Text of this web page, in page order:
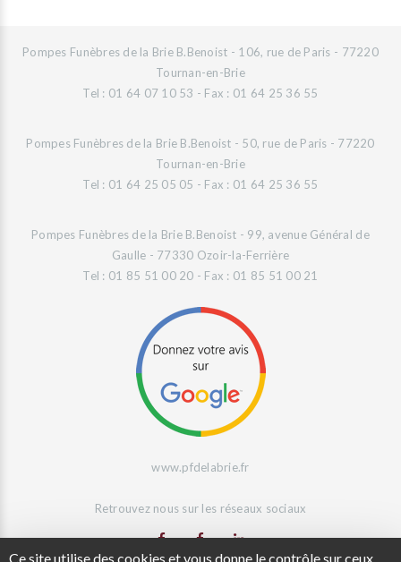
Ce site utilise des cookies et vous donne le contrôle sur ceux
Pompes Funèbres de la Brie B.Benoist - 106, rue de Paris - 77220
Tournan-en-Brie
Tel : 01 64 07 10 53 - Fax : 01 64 25 36 55
Pompes Funèbres de la Brie B.Benoist - 50, rue de Paris - 77220
Tournan-en-Brie
Tel : 01 64 25 05 05 - Fax : 01 64 25 36 55
Pompes Funèbres de la Brie B.Benoist - 99, avenue Général de
Gaulle - 77330 Ozoir-la-Ferrière
Tel : 01 85 51 00 20 - Fax : 01 85 51 00 21
www.pfdelabrie.fr
Retrouvez nous sur les réseaux sociaux